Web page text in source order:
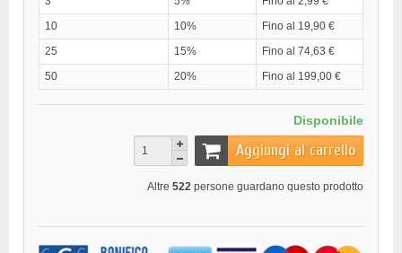
10
10%
Fino al 19,90 €
25
15%
Fino al 74,63 €
50
20% Fino al 199,00 €
Disponibile
Aggiungi al carrello
Altre 522 persone guardano questo prodotto